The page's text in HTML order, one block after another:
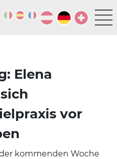
Elena
vor
kommenden Woche